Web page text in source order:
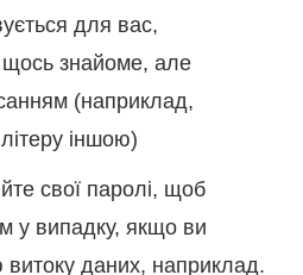
для вас,
знайоме, але
(наприклад,
іншою)
свої паролі, щоб
у випадку, якщо ви
витоку даних, наприклад.